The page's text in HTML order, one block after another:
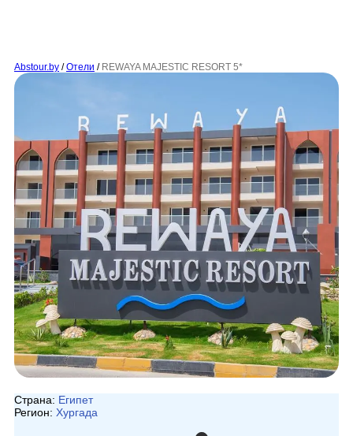
Abstour.by / Отели / REWAYA MAJESTIC RESORT 5*
Страна: Египет
Регион: Хургада